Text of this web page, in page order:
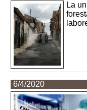
La
6/4/2020